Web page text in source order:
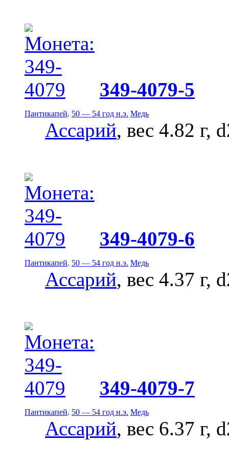
349-4079-5
Пантикапей. 50 — 54 год н.э. Медь
Ассарий, вес 4.82 г,
349-4079-6
Пантикапей. 50 — 54 год н.э. Медь
Ассарий, вес 4.37 г,
349-4079-7
Пантикапей. 50 — 54 год н.э. Медь
Ассарий, вес 6.37 г,